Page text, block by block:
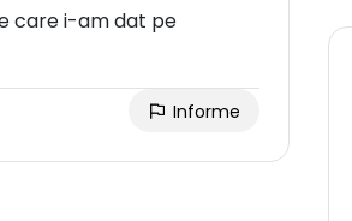
care i-am dat pe
Informe